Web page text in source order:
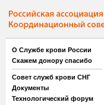
О Службе крови России
Скажем донору спасибо
Совет служб крови СНГ
Документы
Технологический форум